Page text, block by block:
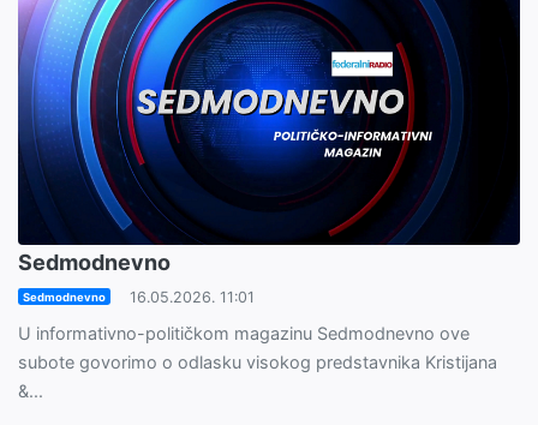
Sedmodnevno
Sedmodnevno 16.05.2026. 11:01
U informativno-političkom magazinu Sedmodnevno ove
subote govorimo o odlasku visokog predstavnika Kristijana
&...